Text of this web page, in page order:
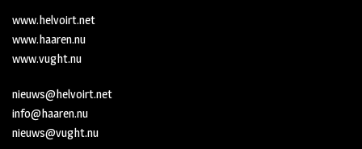
www.helvoirt.net
www.haaren.nu
www.vught.nu
nieuws@helvoirt.net
info@haaren.nu
nieuws@vught.nu